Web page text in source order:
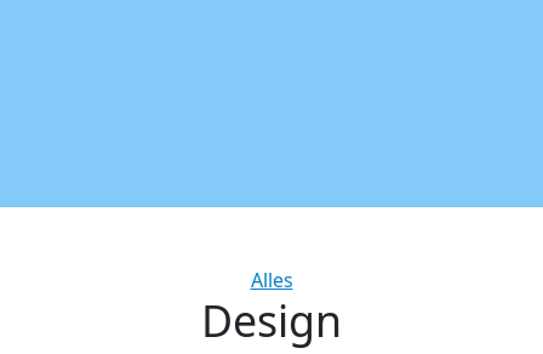
Categories
Alles
Design